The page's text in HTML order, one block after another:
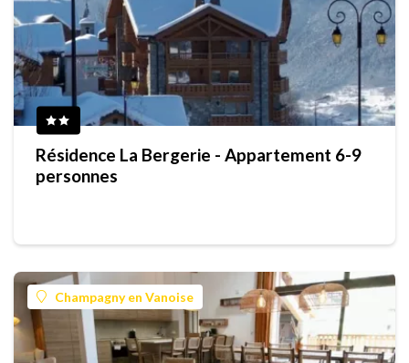
Résidence La Bergerie - Appartement 6-9
personnes
Champagny en Vanoise